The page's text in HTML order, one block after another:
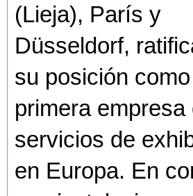
(Lieja), París y
Düsseldorf,
su posición como
primera empresa
servicios de
en Europa. En